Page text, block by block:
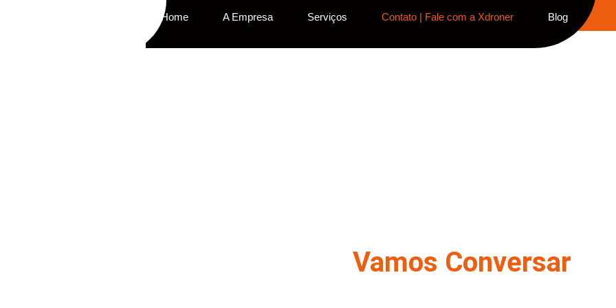
Home A Empresa Serviços Contato | Fale com a Xdroner Blog
Vamos Conversar